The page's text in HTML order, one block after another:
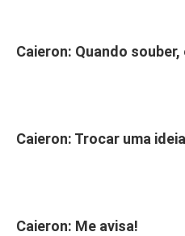
Caieron: Quando
Caieron: Trocar uma ideia
Caieron: Me avisa!